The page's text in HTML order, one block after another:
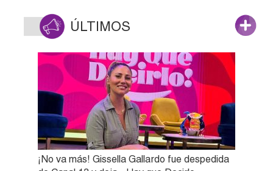
ÚLTIMOS
¡No va más! Gissella Gallardo fue despedida